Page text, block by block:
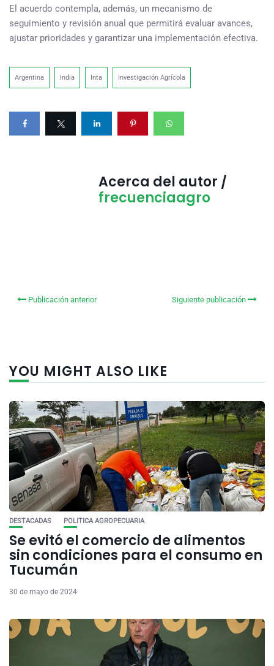
El acuerdo contempla, además, un mecanismo de
seguimiento y revisión anual que permitirá evaluar avances,
ajustar prioridades y garantizar una implementación efectiva.
Argentina India Inta Investigación Agrícola
Acerca del autor /
frecuenciaagro
Publicación anterior Siguiente publicación
YOU MIGHT ALSO LIKE
DESTACADAS POLITICA AGROPECUARIA
Se evitó el comercio de alimentos
sin condiciones para el consumo en
Tucumán
30 de mayo de 2024